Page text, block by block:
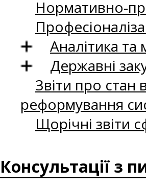
Нормативно-
Аналітика та
Державні
Звіти про стан
реформування
Щорічні звіти
Консультації з